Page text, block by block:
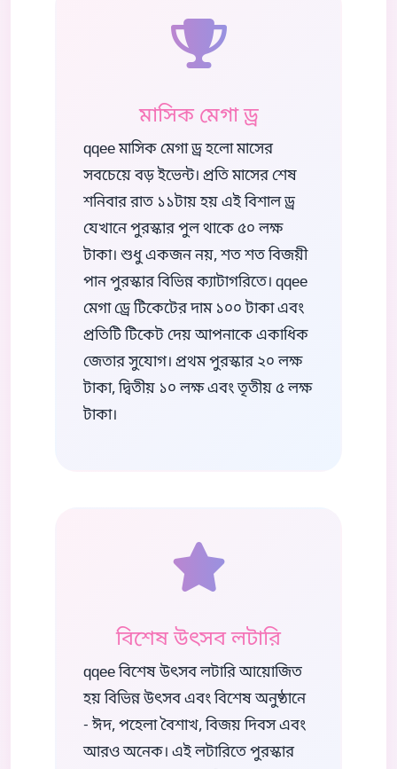
মাসিক মেগা ড্র
qqee মাসিক মেগা ড্র হলো মাসের
সবচেয়ে বড় ইভেন্ট। প্রতি মাসের শেষ
শনিবার রাত ১১টায় হয় এই বিশাল ড্র
যেখানে পুরস্কার পুল থাকে ৫০ লক্ষ
টাকা। শুধু একজন নয়, শত শত বিজয়ী
পান পুরস্কার বিভিন্ন ক্যাটাগরিতে। qqee
মেগা ড্রে টিকেটের দাম ১০০ টাকা এবং
প্রতিটি টিকেট দেয় আপনাকে একাধিক
জেতার সুযোগ। প্রথম পুরস্কার ২০ লক্ষ
টাকা, দ্বিতীয় ১০ লক্ষ এবং তৃতীয় ৫ লক্ষ
টাকা।
বিশেষ উৎসব লটারি
qqee বিশেষ উৎসব লটারি আয়োজিত
হয় বিভিন্ন উৎসব এবং বিশেষ অনুষ্ঠানে
- ঈদ, পহেলা বৈশাখ, বিজয় দিবস এবং
আরও অনেক। এই লটারিতে পুরস্কার